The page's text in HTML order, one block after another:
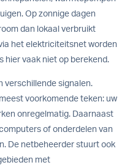
Op zonnige dagen
dan lokaal verbruikt
het elektriciteitsnet worden
hier vaak niet op berekend.
verschillende signalen.
voorkomende teken: uw
onregelmatig. Daarnaast
of onderdelen van
De netbeheerder stuurt ook
met